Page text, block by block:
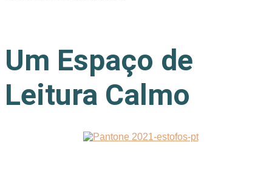
Um Espaço de
Leitura Calmo